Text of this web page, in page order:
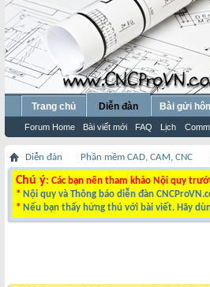
Trang chủ Diễn đàn
Forum Home Bài viết mới FAQ Lịch
Bài gửi
Diễn đàn Phần mềm CAD, CAM, CNC
Chú ý: Các bạn nên tham khảo Nội quy
* Nội quy và Thông báo diễn đàn
* Nếu bạn thấy hứng thú với bài viết. Hãy